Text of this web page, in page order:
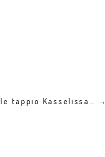
tappio Kasselissa… →